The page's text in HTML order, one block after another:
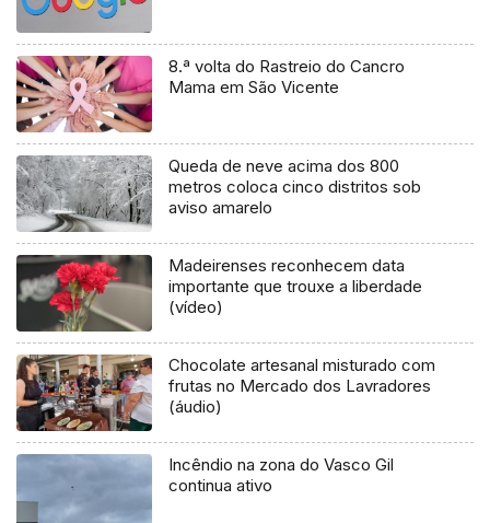
8.ª volta do Rastreio do Cancro
Mama em São Vicente
Queda de neve acima dos 800
metros coloca cinco distritos sob
aviso amarelo
Madeirenses reconhecem data
importante que trouxe a liberdade
(vídeo)
Chocolate artesanal misturado com
frutas no Mercado dos Lavradores
(áudio)
Incêndio na zona do Vasco Gil
continua ativo